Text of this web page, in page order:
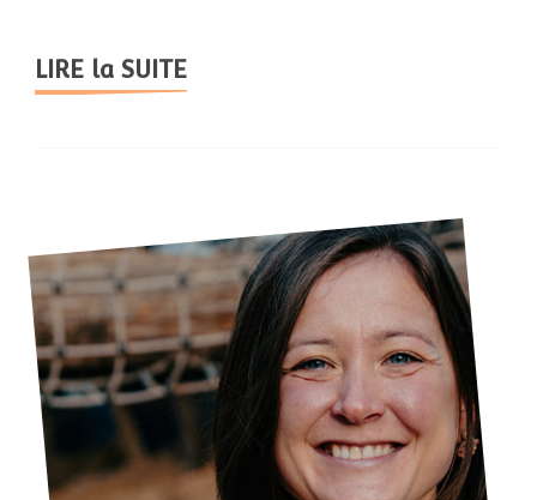
LIRE la SUITE